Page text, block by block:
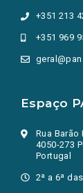
+351 213
+351 969
Espaço
Rua Barão
4050-273
Portugal
2ª a 6ª